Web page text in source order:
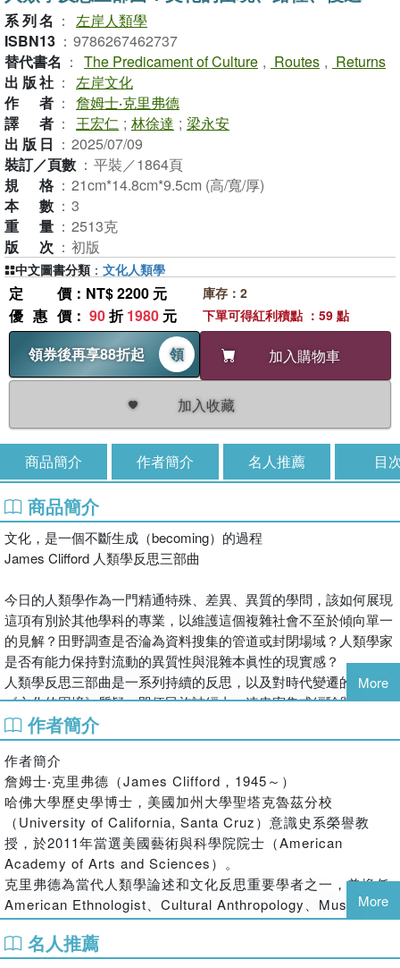
系列名 ： 左岸人類學
ISBN13 ： 9786267462737
替代書名 ： The Predicament of Culture , Routes , Returns
出版社 ： 左岸文化
作者 ： 詹姆士‧克里弗德
譯者 ： 王宏仁 ; 林徐達 ; 梁永安
出版日 ： 2025/07/09
裝訂／頁數 ： 平裝／1864頁
規格 ： 21cm*14.8cm*9.5cm (高/寬/厚)
本數 ： 3
重量 ： 2513克
版次 ： 初版
定價 ：NT$ 2200 元
優惠價 ： 90折1980 元
領券後再享88折起
領 加入購物車
加入收藏
庫存：2
下單可得紅利積點 ：59 點
中文圖書分類 ： 文化人類學
商品簡介 作者簡介 名人推薦 目
商品簡介
文化，是一個不斷生成（becoming）的過程
James Clifford 人類學反思三部曲
今日的人類學作為一門精通特殊、差異、異質的學問，該如何展現
這項有別於其他學科的專業，以維護這個複雜社會不至於傾向單一
的見解？田野調查是否淪為資料搜集的管道或封閉場域？人類學家
是否有能力保持對流動的異質性與混雜本眞性的現實感？
人類學反思三部曲是一系列持續的反思，以及對時代變遷的回應。
《文化的困境》質疑：即便民族誌經由一連串密集式經驗與對話得
以詮釋他者文化，這種研究經驗究竟如何轉化成權威的寫作經驗？
這種往返於人類學田野工作和民族誌書寫的異文化認識與策略，
《路徑》逐漸以「移轉」指稱之。《路徑》關注於移轉中所銜接的
人類差異性，關切在愈來愈連結但非同質的世界中，糾纏的文化經
驗、結構與可能性。
《復返》試圖描述這個銜接性的多中心總體，藉以彰顯一種多元的
時代精神，提出對本眞性的懷疑，從而呈現一種小寫複數形式的歷
史觀「諸多歷史」（histories）作為貫穿整個三部曲的核心思想
——在《文化的困境》裡反駁文化「非存即亡」的有機論述；在
《路徑》裡闡述羅斯堡的諸多過往；在《復返》裡賦予「偶然性銜
More
作者簡介
作者簡介
詹姆士‧克里弗德（James Clifford，1945～）
哈佛大學歷史學博士，美國加州大學聖塔克魯茲分校
（University of California, Santa Cruz）意識史系榮譽教
授，於2011年當選美國藝術與科學院院士（American
Academy of Arts and Sciences）。
克里弗德為當代人類學論述和文化反思重要學者之一，曾擔任
American Ethnologist、Cultural Anthropology、Museum
Anthropology、Cultural Studies、Material Culture、
Collaborative Anthropology等重要人類學期刊的編輯委員，
More
名人推薦